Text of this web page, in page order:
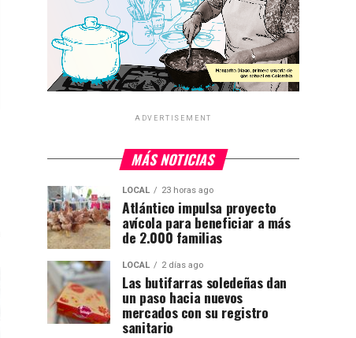
ADVERTISEMENT
MÁS NOTICIAS
LOCAL 23 horas ago
Atlántico impulsa proyecto
avícola para beneficiar a más
de 2.000 familias
LOCAL 2 días ago
Las butifarras soledeñas dan
un paso hacia nuevos
mercados con su registro
sanitario